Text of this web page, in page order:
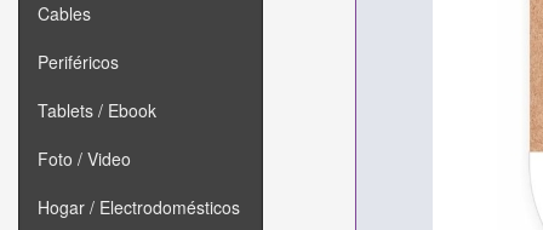
Cables
Periféricos
Tablets / Ebook
Foto / Video
Hogar / Electrodomésticos